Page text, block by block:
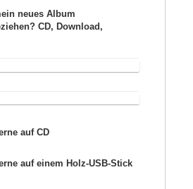
neues Album
CD, Download,
auf CD
auf einem Holz-USB-Stick